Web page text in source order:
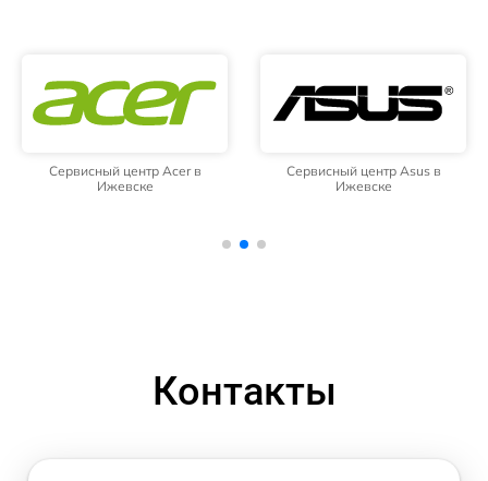
Сервисный центр Acer в
Ижевске
Сервисный центр Asus в
Ижевске
Контакты